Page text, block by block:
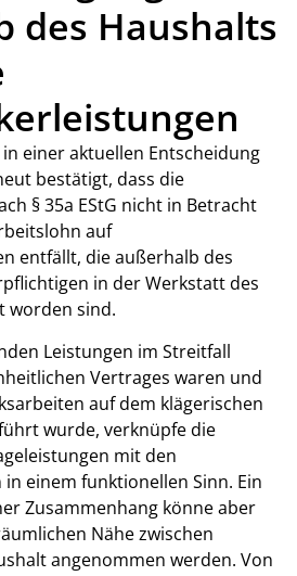
des Haushalts
einer aktuellen Entscheidung
bestätigt, dass die
§ 35a EStG nicht in Betracht
auf
entfällt, die außerhalb des
in der Werkstatt des
worden sind.
Leistungen im Streitfall
Vertrages waren und
auf dem klägerischen
wurde, verknüpfe die
mit den
einem funktionellen Sinn. Ein
Zusammenhang könne aber
Nähe zwischen
angenommen werden. Von